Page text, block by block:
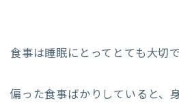
食事は睡眠にとってとても大切で
偏った食事ばかりしていると、